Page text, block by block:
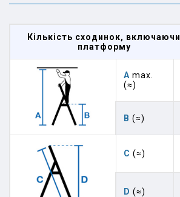
Кількість сходинок, включаючи
платформу
А max.
(≈)
В (≈)
C (≈)
D (≈)